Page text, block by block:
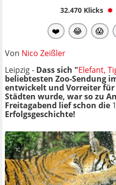
32.470Klicks
❤️ 😂 😱
Von Nico Zeißler
Leipzig - Dass sich "Elefant,
beliebtesten Zoo-Sendung
entwickelt und Vorreiter für
Städten wurde, war so zu
Freitagabend lief schon die
Erfolgsgeschichte!